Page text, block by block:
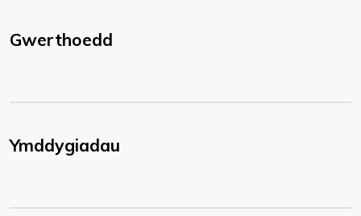
Gwerthoedd
Ymddygiadau